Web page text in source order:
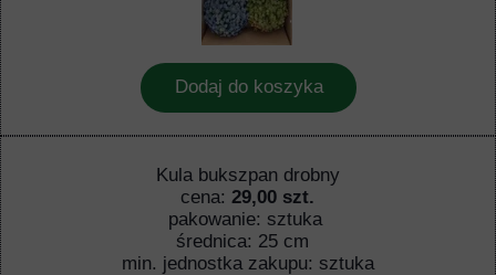
Dodaj do koszyka
Kula bukszpan drobny
cena: 29,00 szt.
pakowanie: sztuka
średnica: 25 cm
min. jednostka zakupu: sztuka